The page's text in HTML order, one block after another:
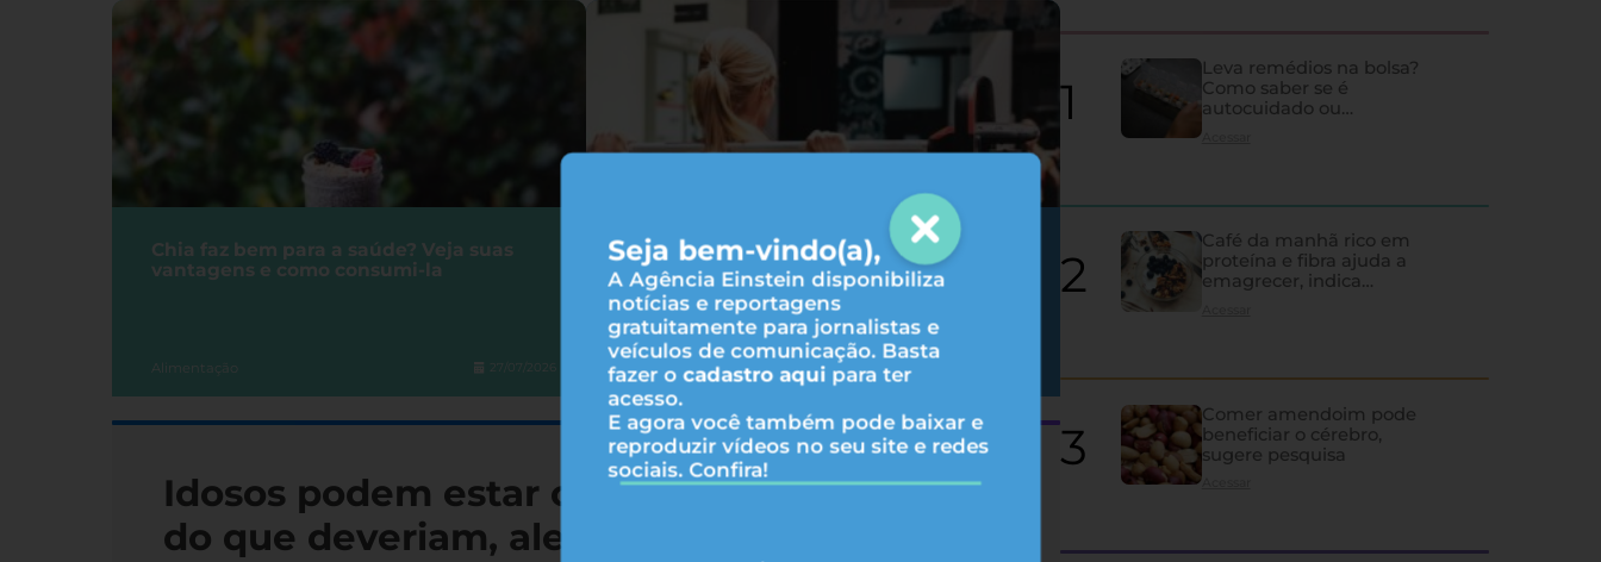
Seja bem-vindo(a),
A Agência Einstein disponibiliza
notícias e reportagens
gratuitamente para jornalistas e
veículos de comunicação. Basta
fazer ocadastro aqui para ter
acesso.
E agora você também pode baixar e
reproduzir vídeos no seu site e redes
sociais. Confira!
Chia faz bem para a saúde? Veja suas
vantagens e como consumi-la
Alimentação 27/07/2026
Hipertrofia: 6 fatores que influenciam
nos resultados do treino
Atividade física
Idosos podem estar consumindo menos B12
do que deveriam, alerta estudo
Diagnóstico tardio e
Leva remédios na bolsa?
Como saber se é
autocuidado ou
hipocondria
Acessar
Café da manhã rico em
proteína e fibra ajuda a
emagrecer, indica
Comer amendoim pode
beneficiar o cérebro,
sugere pesquisa
Acessar